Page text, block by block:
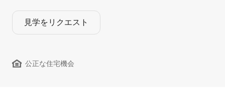
見学をリクエスト
公正な住宅機会